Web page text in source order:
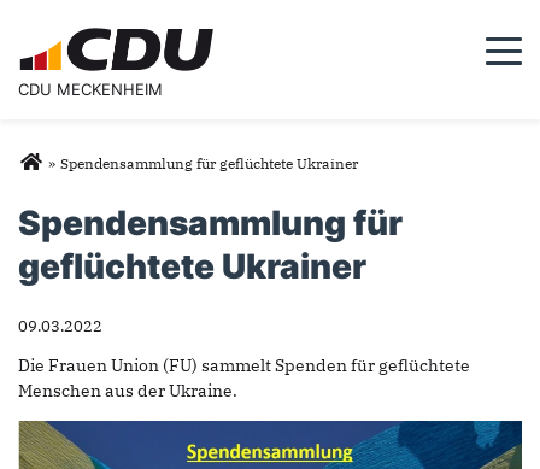
CDU MECKENHEIM
Sie sind hier
» Spendensammlung für geflüchtete Ukrainer
Spendensammlung für
geflüchtete Ukrainer
09.03.2022
Die Frauen Union (FU) sammelt Spenden für geflüchtete
Menschen aus der Ukraine.